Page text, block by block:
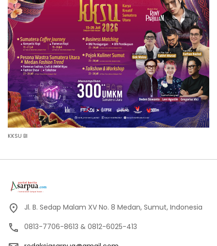
KKSU BI
Jl. B. Sedap Malam XV No. 8 Medan, Sumut, Indonesia
0813-7706-8613 & 0812-6025-413